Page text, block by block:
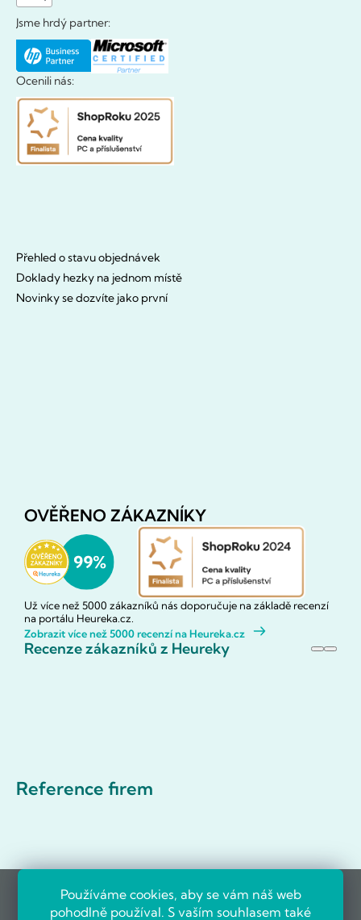
Používáme cookies, aby se vám náš web
pohodlně používal. S vaším souhlasem také
Jsme hrdý partner:
Ocenili nás:
Přehled o stavu objednávek
Doklady hezky na jednom místě
Novinky se dozvíte jako první
OVĚŘENO ZÁKAZNÍKY
Už více než 5000 zákazníků nás doporučuje na základě recenzí
na portálu Heureka.cz.
Zobrazit více než 5000 recenzí na Heureka.cz
Recenze zákazníků z Heureky
Reference firem